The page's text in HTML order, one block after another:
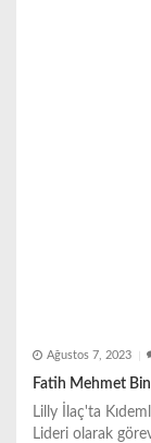
Ağustos 7, 2023
Fatih Mehmet
Lilly İlaç'ta
Lideri olarak